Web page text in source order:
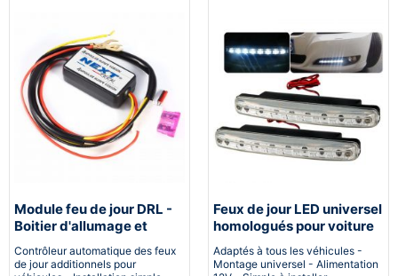
Module feu de jour DRL -
Boitier d'allumage et
extinction automatique
pour feux de jour Led
Contrôleur automatique des feux
de jour additionnels pour
Feux de jour LED universel
homologués pour voiture
moto quad
Adaptés à tous les véhicules -
Montage universel - Alimentation